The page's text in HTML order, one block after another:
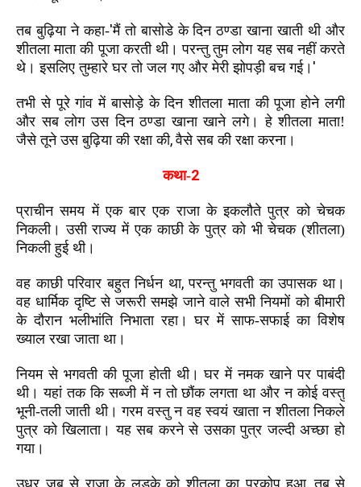
तब बुढ़िया ने कहा-'मैं तो बासोडे के दिन ठण्डा खाना खाती थी और
शीतला माता की पूजा करती थी। परन्तु तुम लोग यह सब नहीं करते
थे। इसलिए तुम्हारे घर तो जल गए और मेरी झोपड़ी बच गई। '
तभी से पूरे गांव में बासोड़े के दिन शीतला माता की पूजा होने लगी
और सब लोग उस दिन ठण्डा खाना खाने लगे। हे शीतला माता!
जैसे तूने उस बुढ़िया की रक्षा की,वैसे सब की रक्षा करना।
कथा-2
प्राचीन समय में एक बार एक राजा के इकलौते पुत्र को चेचक
निकली। उसी राज्य में एक काछी के पुत्र को भी चेचक (शीतला)
निकली हुई थी।
वह काछी परिवार बहुत निर्धन था,परन्तु भगवती का उपासक था।
वह धार्मिक दृष्टि से जरूरी समझे जाने वाले सभी नियमों को बीमारी
के दौरान भलीभांति निभाता रहा। घर में साफ-सफाई का विशेष
ख्याल रखा जाता था।
नियम से भगवती की पूजा होती थी। घर में नमक खाने पर पाबंदी
थी। यहां तक कि सब्जी में न तो छौंक लगता था और न कोई वस्तु
भूनी-तली जाती थी। गरम वस्तु न वह स्वयं खाता न शीतला निकले
पुत्र को खिलाता। यह सब करने से उसका पुत्र जल्दी अच्छा हो
गया।
उधर जब से राजा के लड़के को शीतला का प्रकोप हुआ,तब से